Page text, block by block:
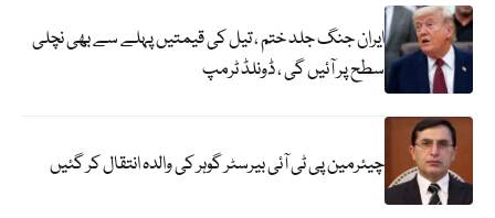
ایران جنگ جلد ختم ، تیل کی قیمتیں پہلے سے بھی نچلی
سطح پر آئیں گی ، ڈونلڈ ٹرمپ
چیئرمین پی ٹی آئی بیرسٹر گوہر کی والدہ انتقال کر گئیں